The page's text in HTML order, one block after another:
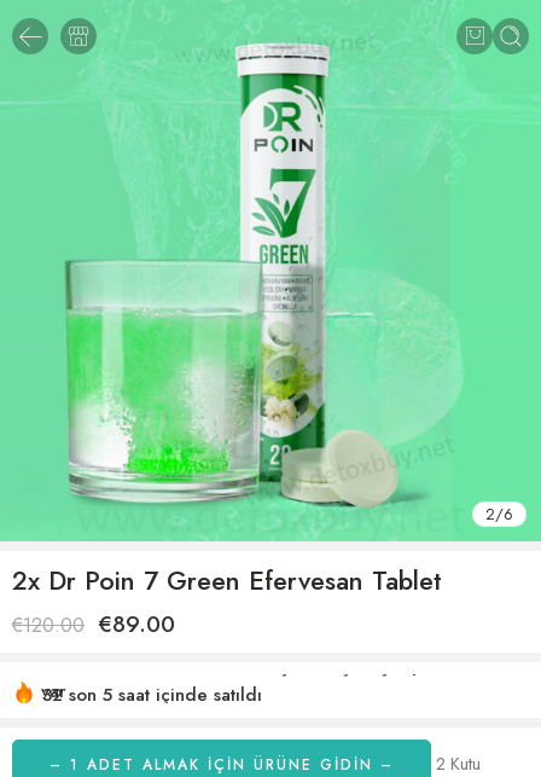
2/6
2x Dr Poin 7 Green Efervesan Tablet
€120.00 €89.00
32 son 5 saat içinde satıldı
var
– 1 ADET ALMAK IÇIN ÜRÜNE GİDİN –
2 Kutu